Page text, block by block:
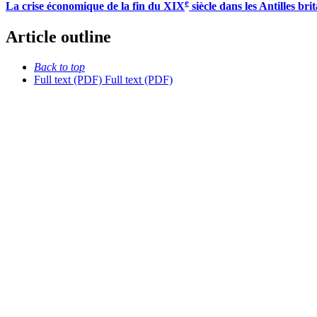
La crise économique de la fin du XIXe siècle dans les Antilles
Article outline
Back to top
Full text (PDF) Full text (PDF)